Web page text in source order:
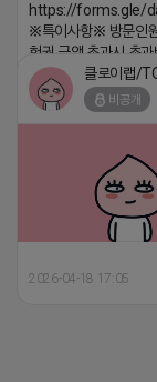
https://forms.gle/
※특이사항※ 방문인원
험권 금액 초과시 초과
2026-04-18 17:13
비공개
2026-04-18 17:05